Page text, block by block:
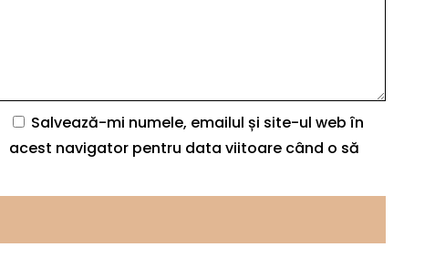
Salvează-mi numele, emailul și site-ul web în
acest navigator pentru data viitoare când o să